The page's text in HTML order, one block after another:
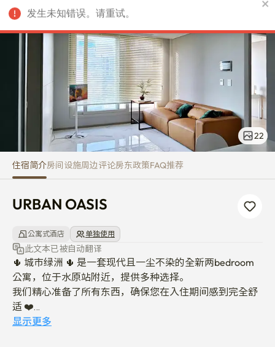
URBAN OASIS
22
住宿简介房间设施周边评论房东政策FAQ推荐
URBAN OASIS
公寓式酒店 单独使用
此文本已被自动翻译
🌵 城市绿洲 🌵 是一套现代且一尘不染的全新两bedroom
公寓，位于水原站附近，提供多种选择。
我们精心准备了所有东西，确保您在入住期间感到完全舒
适 ❤️
愿你在这里的时光成为一段如礼物般的回忆 🍀
显示更多
发生未知错误。请重试。